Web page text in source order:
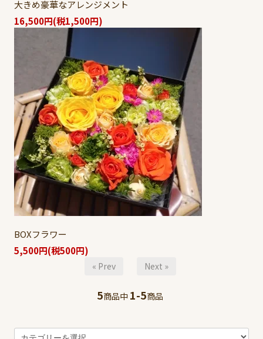
大きめ豪華なアレンジメント
16,500円(税1,500円)
BOXフラワー
5,500円(税500円)
« Prev Next »
5商品中 1-5商品